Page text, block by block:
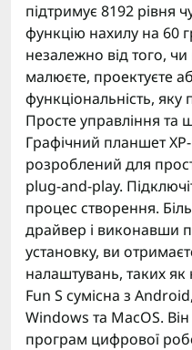
підтримує 8192 рівня
функцію нахилу на 60
незалежно від того,
малюєте, проектуєте
функціональність,
Просте управління та
Графічний планшет
розроблений для
plug-and-play.
процес створення.
драйвер і виконавши
установку, ви
налаштувань, таких
Fun S сумісна з
Windows та MacOS.
програм цифрової